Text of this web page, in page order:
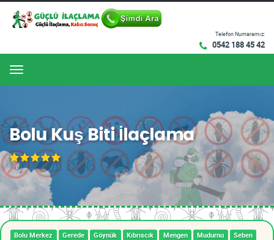
Telefon Numaramız:
0542 188 45 42
Menu
Bolu Kuş Biti İlaçlama
Bolu Merkez Gerede Göynük Kıbrıscık Mengen Mudurnu
Seben